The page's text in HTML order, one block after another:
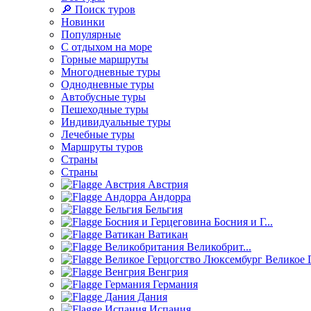
🔎 Поиск туров
Новинки
Популярные
С отдыхом на море
Горные маршруты
Многодневные туры
Однодневные туры
Автобусные туры
Пешеходные туры
Индивидуальные туры
Лечебные туры
Маршруты туров
Страны
Страны
Австрия
Андорра
Бельгия
Босния и Г...
Ватикан
Великобрит...
Великое
Венгрия
Германия
Дания